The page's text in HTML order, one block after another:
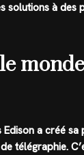
solutions à des
Edison a créé sa
télégraphie.